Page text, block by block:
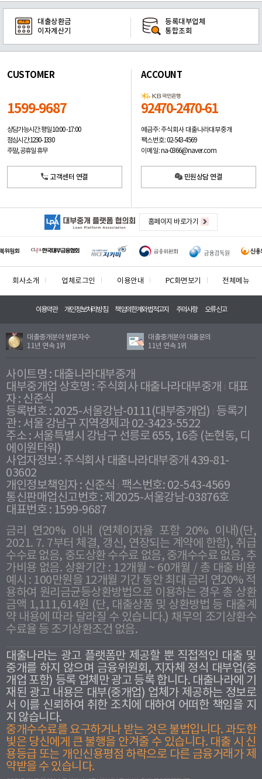
대출상환금
이자계산기
등록대부업체
통합조회
CUSTOMER
1599-9687
상담가능시간: 평일10:00 -17:00
점심시간: 12:30 - 13:30
주말, 공휴일 휴무
고객센터 연결
ACCOUNT
92470-2470-61
예금주: 주식회사 대출나라대부중개
팩스번호: 02-543-4569
이메일: na-0366@naver.com
민원상담 연결
홈페이지 바로가기
회사소개 업체로그인 이용안내 PC화면보기 전체메뉴
이용약관 개인정보처리방침 책임의한계와법적고지 주의사항 오류신고
대출중개분야 방문자수
11년 연속 1위
대출중개분야 대출문의
11년 연속 1위
사이트명 : 대출나라대부중개
대부중개업 상호명 : 주식회사 대출나라대부중개
대표
자 : 신준식
등록번호 : 2025-서울강남-0111(대부중개업) 등록기
관 : 서울 강남구 지역경제과 02-3423-5522
주소 : 서울특별시 강남구 선릉로 655, 16층 (논현동, 디
에이원타워)
사업자정보 : 주식회사 대출나라대부중개 439-81-
03602
개인정보책임자 : 신준식
팩스번호: 02-543-4569
통신판매업신고번호 : 제2025-서울강남-03876호
대표번호 : 1599-9687
금리 연20% 이내 (연체이자율 포함 20% 이내)(단,
2021. 7. 7부터 체결, 갱신, 연장되는 계약에 한함), 취급
수수료 없음, 중도상환 수수료 없음, 중개수수료 없음, 추
가비용 없음. 상환기간 : 12개월 ~ 60개월 / 총 대출 비용
예시 : 100만원을 12개월 기간 동안 최대 금리 연20% 적
용하여 원리금균등상환방법으로 이용하는 경우 총 상환
금액 1,111,614원 (단, 대출상품 및 상환방법 등 대출계
약 내용에 따라 달라질 수 있습니다.) 채무의 조기상환수
수료율 등 조기상환조건 없음.
대출나라는 광고 플랫폼만 제공할 뿐 직접적인 대출 및
중개를 하지 않으며 금융위원회, 지자체 정식 대부업(중
개업 포함) 등록 업체만 광고 등록 합니다. 대출나라에 기
재된 광고 내용은 대부(중개업) 업체가 제공하는 정보로
서 이를 신뢰하여 취한 조치에 대하여 어떠한 책임을 지
지 않습니다.
중개수수료를 요구하거나 받는 것은 불법입니다. 과도한
빛은 당신에게 큰 불행을 안겨줄 수 있습니다. 대출 시 신
용등급 또는 개인신용평점 하락으로 다른 금융거래가 제
약받을 수 있습니다.